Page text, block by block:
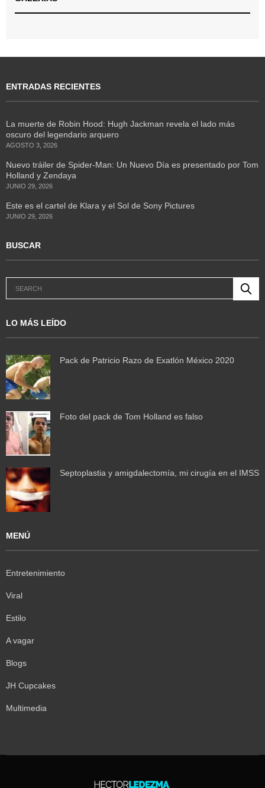
ENTRADAS RECIENTES
La muerte de Robin Hood: Hugh Jackman revela el lado más
oscuro del legendario arquero
AGOSTO 3, 2026
Nuevo tráiler de Spider-Man: Un Nuevo Día es presentado por Tom
Holland y Zendaya
JUNIO 29, 2026
Este es el cartel de Klara y el Sol de Sony Pictures
JUNIO 29, 2026
BUSCAR
LO MÁS LEÍDO
Pack de Patricio Razo de Exatlón México 2020
Foto del pack de Tom Holland es falso
Septoplastia y amigdalectomía, mi cirugía en el IMSS
MENÚ
Entretenimiento
Viral
Estilo
A vagar
Blogs
JH Cupcakes
Multimedia